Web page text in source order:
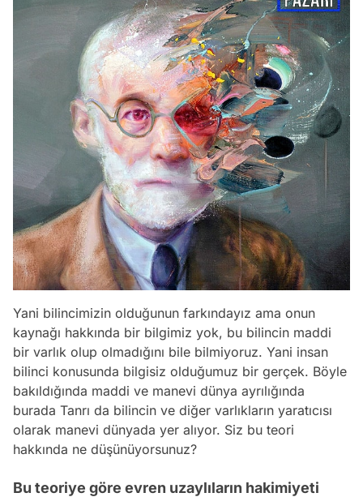
Yani bilincimizin olduğunun farkındayız ama onun
kaynağı hakkında bir bilgimiz yok, bu bilincin maddi
bir varlık olup olmadığını bile bilmiyoruz. Yani insan
bilinci konusunda bilgisiz olduğumuz bir gerçek. Böyle
bakıldığında maddi ve manevi dünya ayrılığında
burada Tanrı da bilincin ve diğer varlıkların yaratıcısı
olarak manevi dünyada yer alıyor. Siz bu teori
hakkında ne düşünüyorsunuz?
Bu teoriye göre evren uzaylıların hakimiyeti